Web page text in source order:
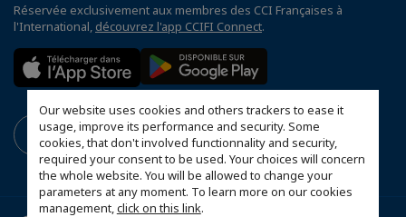
Our website uses cookies and others trackers to ease it
usage, improve its performance and security. Some
cookies, that don't involved functionnality and security,
required your consent to be used. Your choices will concern
the whole website. You will be allowed to change your
parameters at any moment. To learn more on our cookies
management,click on this link.
Réservée exclusivement aux membres des CCI Françaises à
l'International, découvrez l'app CCIFI Connect.